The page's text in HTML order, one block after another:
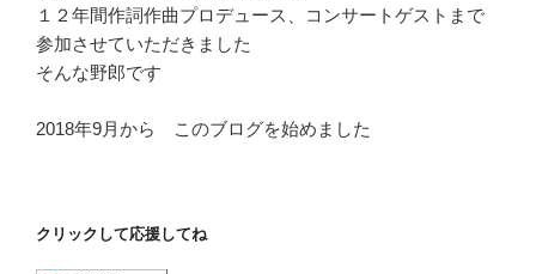
１２年間作詞作曲プロデュース、コンサートゲストまで
参加させていただきました
そんな野郎です
2018年9月から このブログを始めました
クリックして応援してね